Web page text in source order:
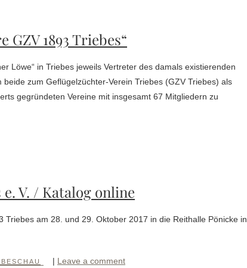
GZV 1893 Triebes“
Löwe“ in Triebes jeweils Vertreter des damals existierenden
zum Geflügelzüchter-Verein Triebes (GZV Triebes) als
gegründeten Vereine mit insgesamt 67 Mitgliedern zu
e. V. / Katalog online
am 28. und 29. Oktober 2017 in die Reithalle Pönicke in
| Leave a comment